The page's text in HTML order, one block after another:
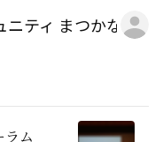
ティ まつかな食堂
ラム